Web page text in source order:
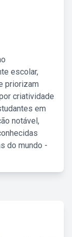
escolar,
priorizam
criatividade
em
notável,
do mundo -